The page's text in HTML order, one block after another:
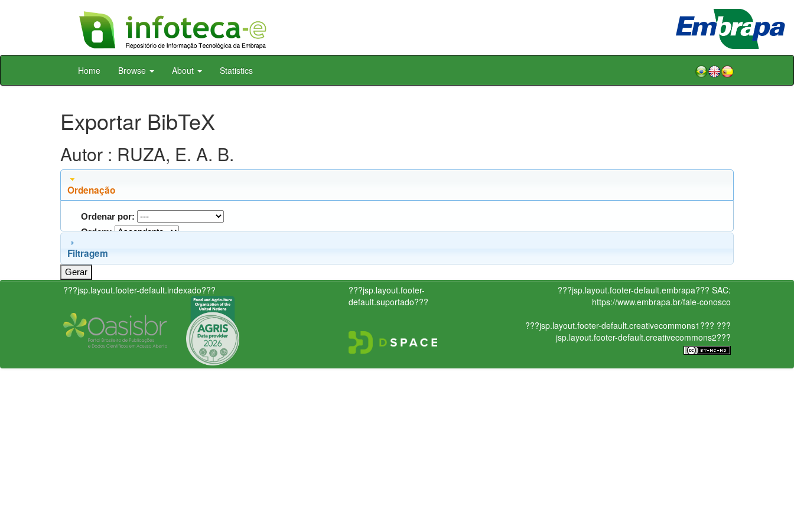
Skip
Home Browse About Statistics
Exportar BibTeX
Autor : RUZA, E. A. B.
Ordenação
Ordenar por:
Ordem:
Filtragem
???jsp.layout.footer-default.indexado???
???jsp.layout.footer-
default.suportado???
???jsp.layout.footer-default.embrapa??? SAC:
https://www.embrapa.br/fale-conosco
???jsp.layout.footer-default.creativecommons1??? ???
jsp.layout.footer-default.creativecommons2???